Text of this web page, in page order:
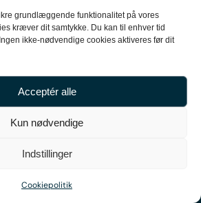
grundlæggende funktionalitet på vores
kræver dit samtykke. Du kan til enhver tid
ikke-nødvendige cookies aktiveres før dit
Acceptér alle
Kun nødvendige
Indstillinger
Cookiepolitik
61 10 52 10
hello@carpal.dk
Tonsbakken 16